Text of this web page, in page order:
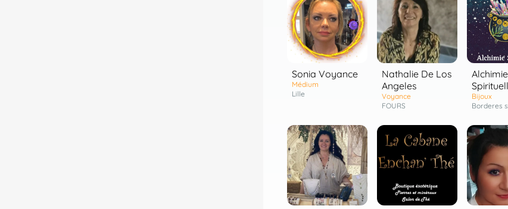
Sonia Voyance
Médium
Lille
Nathalie De Los
Angeles
Voyance
FOURS
Alchimie
Bijoux
Borderes